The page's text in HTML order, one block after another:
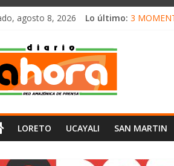
agosto 8, 2026 Lo último: 3
LORETO UCAYALI SAN MARTIN